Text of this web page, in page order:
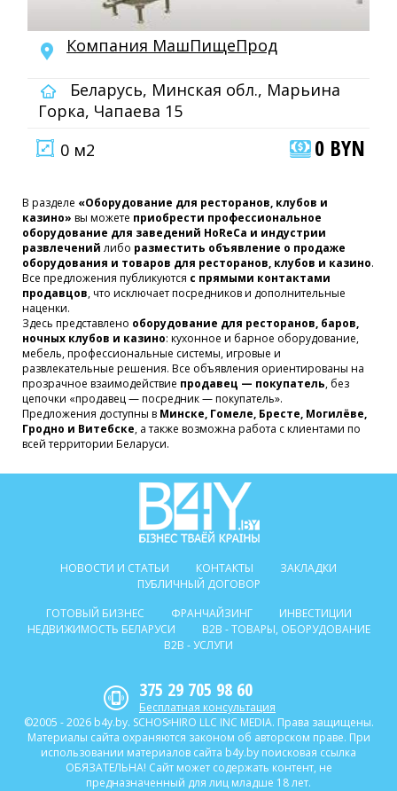
Компания МашПищеПрод
Беларусь, Минская обл., Марьина
Горка, Чапаева 15
0 м2
0 BYN
В разделе «Оборудование для ресторанов, клубов и
казино» вы можете приобрести профессиональное
оборудование для заведений HoReCa и индустрии
развлечений либо разместить объявление о продаже
оборудования и товаров для ресторанов, клубов и казино.
Все предложения публикуются с прямыми контактами
продавцов, что исключает посредников и дополнительные
наценки.
Здесь представлено оборудование для ресторанов, баров,
ночных клубов и казино: кухонное и барное оборудование,
мебель, профессиональные системы, игровые и
развлекательные решения. Все объявления ориентированы на
прозрачное взаимодействие продавец — покупатель, без
цепочки «продавец — посредник — покупатель».
Предложения доступны в Минске, Гомеле, Бресте, Могилёве,
Гродно и Витебске, а также возможна работа с клиентами по
всей территории Беларуси.
НОВОСТИ И СТАТЬИ КОНТАКТЫ
ЗАКЛАДКИ
ПУБЛИЧНЫЙ ДОГОВОР
ГОТОВЫЙ БИЗНЕС
ФРАНЧАЙЗИНГ
ИНВЕСТИЦИИ
НЕДВИЖИМОСТЬ БЕЛАРУСИ
B2B - ТОВАРЫ, ОБОРУДОВАНИЕ
B2B - УСЛУГИ
375 29 705 98 60
Бесплатная консультация
©2005 - 2026 b4y.by. SCHOSᶳHIRO LLC INC MEDIA. Права защищены.
Материалы сайта охраняются законом об авторском праве. При
использовании материалов сайта b4y.by поисковая ссылка
ОБЯЗАТЕЛЬНА! Сайт может содержать контент, не
предназначенный для лиц младше 18 лет.